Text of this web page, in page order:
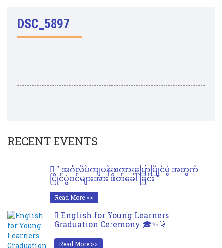
DSC_5897
RECENT EVENTS
" အင်္ဂလိပ်ကျပန်းစကားပြောပြိုင်ပွဲ အတွက်
ပြိုင်ပွဲဝင်များအား ဖိတ်ခေါ်ခြင်း "
Read More >>
English for Young Learners
Graduation Ceremony 🎓✨🎊
Read More >>